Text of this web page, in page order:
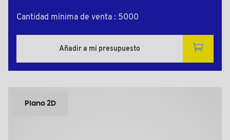
Cantidad mínima de venta : 5000
Añadir a mi presupuesto
Plano 2D